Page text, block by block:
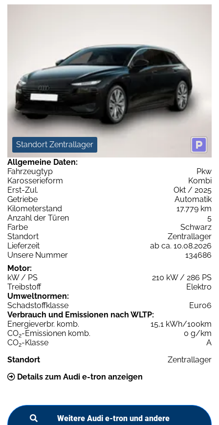
Standort Zentrallager
Allgemeine Daten:
Fahrzeugtyp
Pkw
Karosserieform
Kombi
Erst-Zul.
Okt / 2025
Getriebe
Automatik
Kilometerstand
17.779 km
Anzahl der Türen
5
Farbe
Schwarz
Standort
Zentrallager
Lieferzeit
ab ca. 10.08.2026
Unsere Nummer
134686
Motor:
kW / PS
210 kW / 286 PS
Treibstoff
Elektro
Umweltnormen:
Schadstoffklasse
Euro6
Verbrauch und Emissionen nach WLTP:
Energieverbr. komb.
15,1 kWh/100km
CO2-Emissionen komb.
0 g/km
CO2-Klasse
A
Standort
Zentrallager
Details zum Audi e-tron anzeigen
Weitere Audi e-tron und andere